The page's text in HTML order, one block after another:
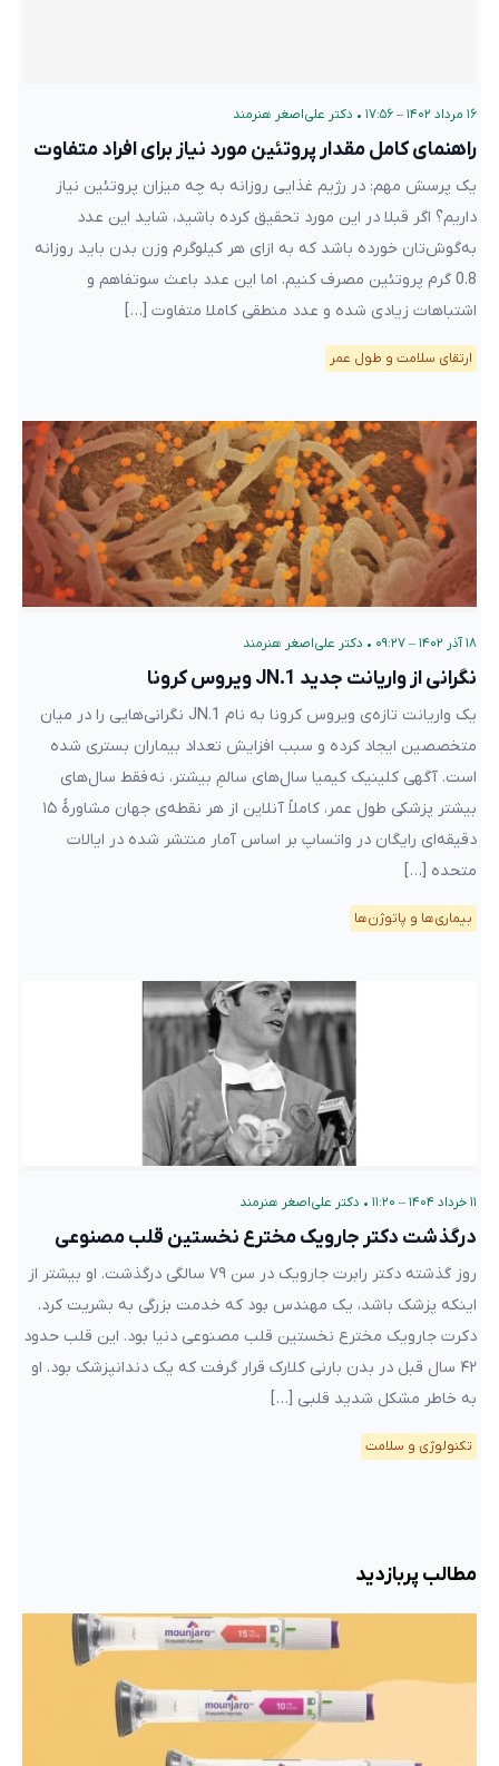
۱۶ مرداد ۱۴۰۲ – ۱۷:۵۶ • دکتر علی‌اصغر هنرمند
راهنمای کامل مقدار پروتئین مورد نیاز برای افراد متفاوت
یک پرسش مهم: در رژیم غذایی‌ روزانه به چه میزان پروتئین نیاز
داریم؟ اگر قبلا در این مورد تحقیق کرده ‌باشید، شاید این عدد
به‌گوش‌تان خورده باشد که به ازای هر کیلوگرم وزن بدن باید روزانه
0.8 گرم پروتئین مصرف کنیم. اما این عدد باعث سوتفاهم و
اشتباهات زیادی شده و عدد منطقی کاملا متفاوت […]
ارتقای سلامت و طول عمر
۱۸ آذر ۱۴۰۲ – ۰۹:۲۷ • دکتر علی‌اصغر هنرمند
نگرانی از واریانت جدید JN.1 ویروس کرونا
یک واریانت تازه‌ی ویروس کرونا به نام JN.1 نگرانی‌هایی را در میان
متخصصین ایجاد کرده و سبب افزایش تعداد بیماران بستری شده
است. آگهی کلینیک کیمیا سال‌های سالمِ بیشتر، نه فقط سال‌های
بیشتر پزشکی طول عمر، کاملاً آنلاین از هر نقطه‌ی جهان مشاورهٔ ۱۵
دقیقه‌ای رایگان در واتساپ بر اساس آمار منتشر شده در ایالات
متحده […]
بیماری‌ها و پاتوژن‌ها
۱۱ خرداد ۱۴۰۴ – ۱۱:۲۰ • دکتر علی‌اصغر هنرمند
درگذشت دکتر جارویک مخترع نخستین قلب مصنوعی
روز گذشته دکتر رابرت جارویک در سن ۷۹ سالگی درگذشت. او بیشتر از
اینکه پزشک باشد، یک مهندس بود که خدمت بزرگی به بشریت کرد.
دکرت جارویک مخترع نخستین قلب مصنوعی دنیا بود. این قلب حدود
۴۲ سال قبل در بدن بارنی کلارک قرار گرفت که یک دندانپزشک بود. او
به خاطر مشکل شدید قلبی […]
تکنولوژی و سلامت
مطالب پربازدید